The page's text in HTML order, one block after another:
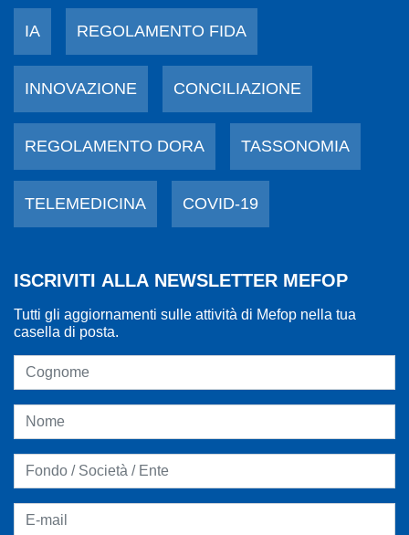
IA REGOLAMENTO FIDA
INNOVAZIONE CONCILIAZIONE
REGOLAMENTO DORA TASSONOMIA
TELEMEDICINA COVID-19
ISCRIVITI ALLA NEWSLETTER MEFOP
Tutti gli aggiornamenti sulle attività di Mefop nella tua
casella di posta.